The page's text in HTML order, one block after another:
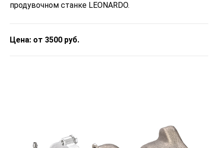
продувочном станке LEONARDO.
Цена: от 3500 руб.